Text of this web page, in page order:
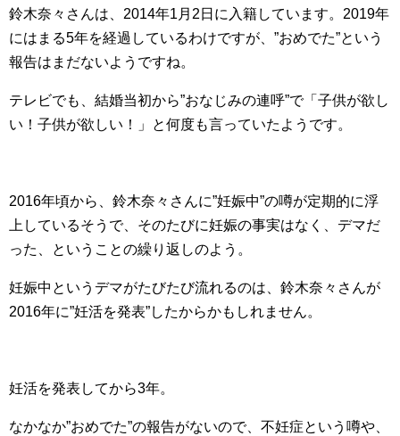
鈴木奈々さんは、2014年1月2日に入籍しています。2019年
にはまる5年を経過しているわけですが、”おめでた”という
報告はまだないようですね。
テレビでも、結婚当初から”おなじみの連呼”で「子供が欲し
い！子供が欲しい！」と何度も言っていたようです。
2016年頃から、鈴木奈々さんに”妊娠中”の噂が定期的に浮
上しているそうで、そのたびに妊娠の事実はなく、デマだ
った、ということの繰り返しのよう。
妊娠中というデマがたびたび流れるのは、鈴木奈々さんが
2016年に”妊活を発表”したからかもしれません。
妊活を発表してから3年。
なかなか”おめでた”の報告がないので、不妊症という噂や、